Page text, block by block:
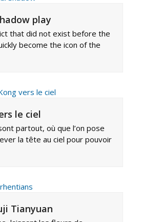
play
that did not exist before the
become the icon of the
le ciel
partout, où que l’on pose
la tête au ciel pour pouvoir
Tianyuan